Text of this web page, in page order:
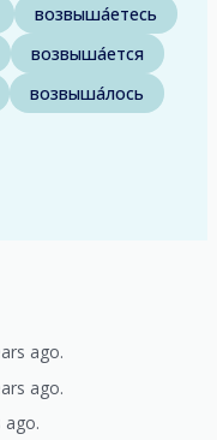
возвыша́етесь
возвыша́ется
возвыша́лось
ago.
ago.